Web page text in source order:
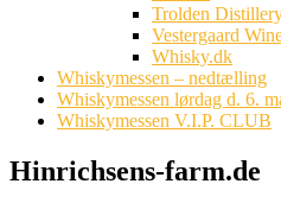
Trolden
Vestergaard
Whisky.dk
Whiskymessen – nedtælling
Whiskymessen lørdag d. 6.
Whiskymessen V.I.P. CLUB
Hinrichsens-farm.de